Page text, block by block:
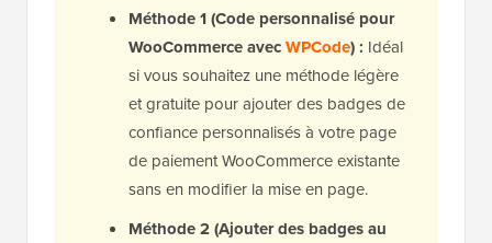
Méthode 1(Code personnalisé pour
WooCommerce avecWPCode): Idéal
si vous souhaitez une méthode légère
et gratuite pour ajouter des badges de
confiance personnalisés à votre page
de paiement WooCommerce existante
sans en modifier la mise en page.
Méthode 2 (Ajouter des badges au